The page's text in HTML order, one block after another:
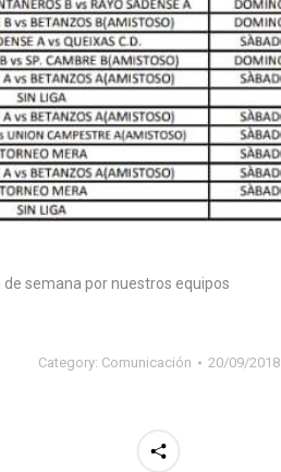
semana por nuestros equipos
Category: Comunicación 20/09/2018